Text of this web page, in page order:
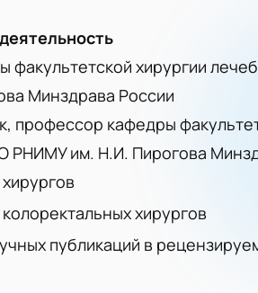
факультетской хирургии
Минздрава России
профессор кафедры
РНИМУ им. Н.И. Пирогова
хирургов
публикаций в